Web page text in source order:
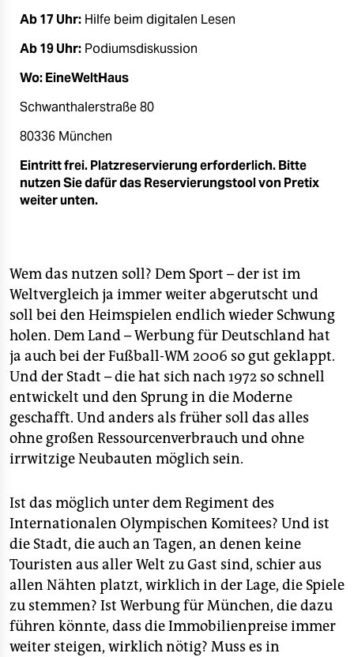
Ab 17 Uhr: Hilfe beim digitalen Lesen
Ab 19 Uhr: Podiumsdiskussion
Wo: EineWeltHaus
Schwanthalerstraße 80
80336 München
Eintritt frei. Platzreservierung erforderlich. Bitte
nutzen Sie dafür das Reservierungstool von Pretix
weiter unten.
Wem das nutzen soll? Dem Sport – der ist im
Weltvergleich ja immer weiter abgerutscht und
soll bei den Heimspielen endlich wieder Schwung
holen. Dem Land – Werbung für Deutschland hat
ja auch bei der Fußball-WM 2006 so gut geklappt.
Und der Stadt – die hat sich nach 1972 so schnell
entwickelt und den Sprung in die Moderne
geschafft. Und anders als früher soll das alles
ohne großen Ressourcenverbrauch und ohne
irrwitzige Neubauten möglich sein.
Ist das möglich unter dem Regiment des
Internationalen Olympischen Komitees? Und ist
die Stadt, die auch an Tagen, an denen keine
Touristen aus aller Welt zu Gast sind, schier aus
allen Nähten platzt, wirklich in der Lage, die Spiele
zu stemmen? Ist Werbung für München, die dazu
führen könnte, dass die Immobilienpreise immer
weiter steigen, wirklich nötig? Muss es in